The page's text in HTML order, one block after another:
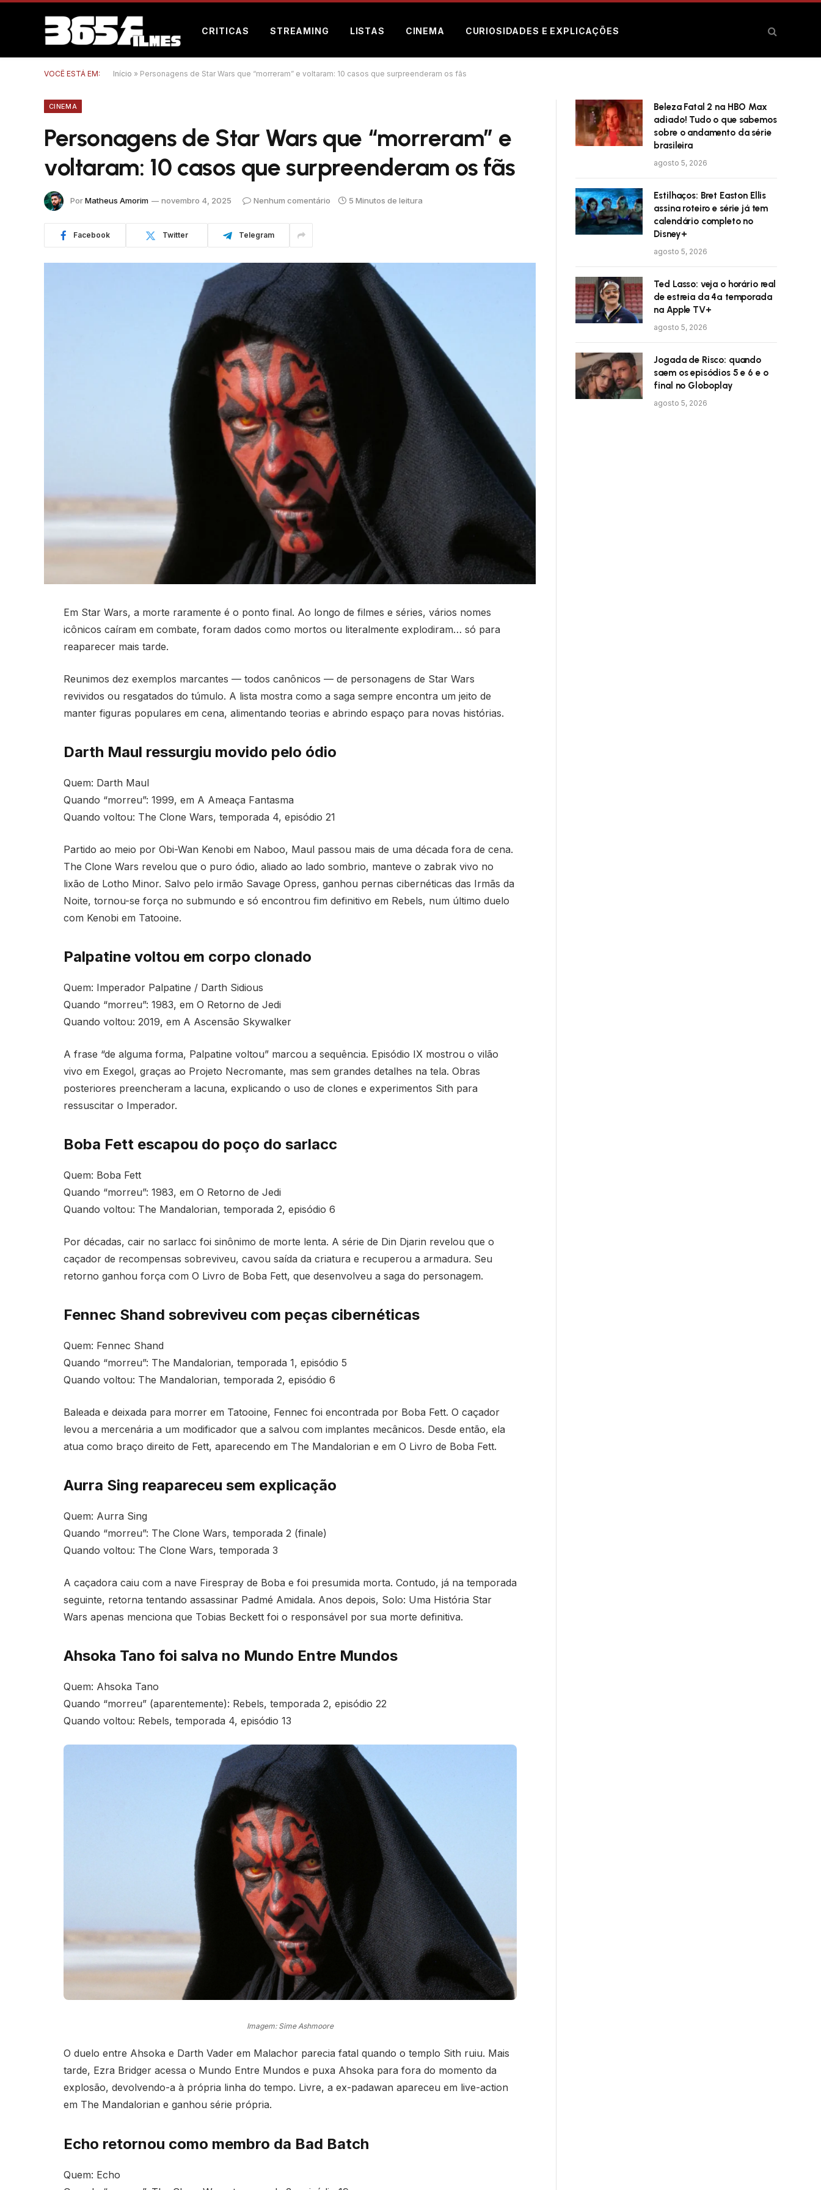
CRITICAS STREAMING LISTAS CINEMA CURIOSIDADES E EXPLICAÇÕES
VOCÊ ESTÁ EM: Início » Personagens de Star Wars que “morreram” e voltaram: 10 casos que surpreenderam os fãs
CINEMA
Personagens de Star Wars que “morreram” e
voltaram: 10 casos que surpreenderam os fãs
PorMatheus Amorim novembro 4, 2025 Nenhum comentário 5 Minutos de leitura
Facebook Twitter Telegram
Em Star Wars, a morte raramente é o ponto final. Ao longo de filmes e séries, vários nomes
icônicos caíram em combate, foram dados como mortos ou literalmente explodiram… só para
reaparecer mais tarde.
Reunimos dez exemplos marcantes — todos canônicos — de personagens de Star Wars
revividos ou resgatados do túmulo. A lista mostra como a saga sempre encontra um jeito de
manter figuras populares em cena, alimentando teorias e abrindo espaço para novas histórias.
Darth Maul ressurgiu movido pelo ódio
Quem: Darth Maul
Quando “morreu”: 1999, em A Ameaça Fantasma
Quando voltou: The Clone Wars, temporada 4, episódio 21
Partido ao meio por Obi-Wan Kenobi em Naboo, Maul passou mais de uma década fora de cena.
The Clone Wars revelou que o puro ódio, aliado ao lado sombrio, manteve o zabrak vivo no
lixão de Lotho Minor. Salvo pelo irmão Savage Opress, ganhou pernas cibernéticas das Irmãs da
Noite, tornou-se força no submundo e só encontrou fim definitivo em Rebels, num último duelo
com Kenobi em Tatooine.
Palpatine voltou em corpo clonado
Quem: Imperador Palpatine / Darth Sidious
Quando “morreu”: 1983, em O Retorno de Jedi
Quando voltou: 2019, em A Ascensão Skywalker
A frase “de alguma forma, Palpatine voltou” marcou a sequência. Episódio IX mostrou o vilão
vivo em Exegol, graças ao Projeto Necromante, mas sem grandes detalhes na tela. Obras
posteriores preencheram a lacuna, explicando o uso de clones e experimentos Sith para
ressuscitar o Imperador.
Boba Fett escapou do poço do sarlacc
Quem: Boba Fett
Quando “morreu”: 1983, em O Retorno de Jedi
Quando voltou: The Mandalorian, temporada 2, episódio 6
Por décadas, cair no sarlacc foi sinônimo de morte lenta. A série de Din Djarin revelou que o
caçador de recompensas sobreviveu, cavou saída da criatura e recuperou a armadura. Seu
retorno ganhou força com O Livro de Boba Fett, que desenvolveu a saga do personagem.
Fennec Shand sobreviveu com peças cibernéticas
Quem: Fennec Shand
Quando “morreu”: The Mandalorian, temporada 1, episódio 5
Quando voltou: The Mandalorian, temporada 2, episódio 6
Baleada e deixada para morrer em Tatooine, Fennec foi encontrada por Boba Fett. O caçador
levou a mercenária a um modificador que a salvou com implantes mecânicos. Desde então, ela
atua como braço direito de Fett, aparecendo em The Mandalorian e em O Livro de Boba Fett.
Aurra Sing reapareceu sem explicação
Quem: Aurra Sing
Quando “morreu”: The Clone Wars, temporada 2 (finale)
Quando voltou: The Clone Wars, temporada 3
A caçadora caiu com a nave Firespray de Boba e foi presumida morta. Contudo, já na temporada
seguinte, retorna tentando assassinar Padmé Amidala. Anos depois, Solo: Uma História Star
Wars apenas menciona que Tobias Beckett foi o responsável por sua morte definitiva.
Ahsoka Tano foi salva no Mundo Entre Mundos
Quem: Ahsoka Tano
Quando “morreu” (aparentemente): Rebels, temporada 2, episódio 22
Quando voltou: Rebels, temporada 4, episódio 13
Imagem: Sime Ashmoore
O duelo entre Ahsoka e Darth Vader em Malachor parecia fatal quando o templo Sith ruiu. Mais
tarde, Ezra Bridger acessa o Mundo Entre Mundos e puxa Ahsoka para fora do momento da
explosão, devolvendo-a à própria linha do tempo. Livre, a ex-padawan apareceu em live-action
em The Mandalorian e ganhou série própria.
Echo retornou como membro da Bad Batch
Quem: Echo
Beleza Fatal 2 na HBO Max
adiado! Tudo o que sabemos
sobre o andamento da série
brasileira
agosto 5, 2026
Estilhaços: Bret Easton Ellis
assina roteiro e série já tem
calendário completo no
Disney+
agosto 5, 2026
Ted Lasso: veja o horário real
de estreia da 4ª temporada
na Apple TV+
agosto 5, 2026
Jogada de Risco: quando
saem os episódios 5 e 6 e o
final no Globoplay
agosto 5, 2026